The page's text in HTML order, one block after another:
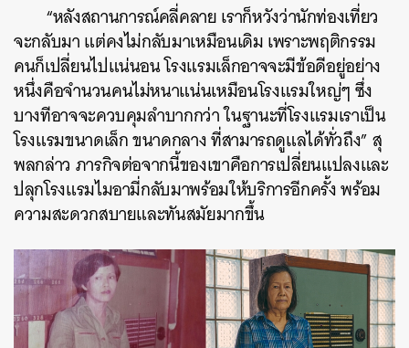
“หลังสถานการณ์คลี่คลาย เราก็หวังว่านักท่องเที่ยว
จะกลับมา แต่คงไม่กลับมาเหมือนเดิม เพราะพฤติกรรม
คนก็เปลี่ยนไปแน่นอน โรงแรมเล็กอาจจะมีข้อดีอยู่อย่าง
หนึ่งคือจำนวนคนไม่หนาแน่นเหมือนโรงแรมใหญ่ๆ ซึ่ง
บางทีอาจจะควบคุมลำบากกว่า ในฐานะที่โรงแรมเราเป็น
โรงแรมขนาดเล็ก ขนาดกลาง ที่สามารถดูแลได้ทั่วถึง” สุ
พลกล่าว ภารกิจต่อจากนี้ของเขาคือการเปลี่ยนแปลงและ
ปลุกโรงแรมไมอามี่กลับมาพร้อมให้บริการอีกครั้ง พร้อม
ความสะดวกสบายและทันสมัยมากขึ้น